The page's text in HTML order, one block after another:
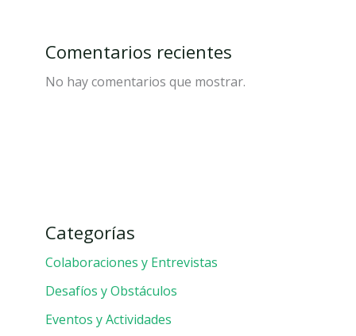
Comentarios recientes
No hay comentarios que mostrar.
Categorías
Colaboraciones y Entrevistas
Desafíos y Obstáculos
Eventos y Actividades